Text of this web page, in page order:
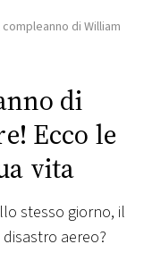
di William
di
Ecco le
vita
stesso giorno, il
aereo?